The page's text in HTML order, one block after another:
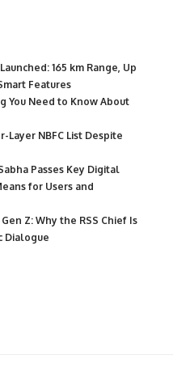
165 km Range, Up
Features
You Need to Know About
Layer NBFC List Despite
Passes Key Digital
for Users and
Z: Why the RSS Chief Is
Dialogue